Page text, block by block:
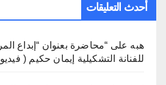
أحدث التعليقات
هبه على “محاضرة بعنوان “إبداع
للفنانة التشكيلية إيمان حكيم (